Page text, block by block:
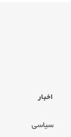
اخبار
سیاسی